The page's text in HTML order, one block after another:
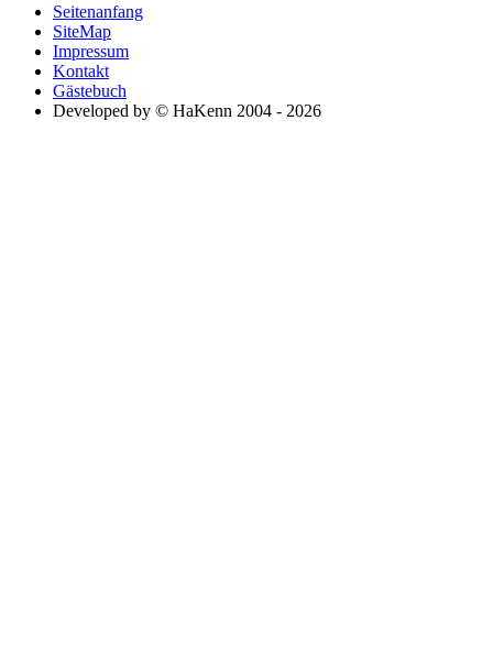
Seitenanfang
SiteMap
Impressum
Kontakt
Gästebuch
Developed by © HaKenn 2004 - 2026